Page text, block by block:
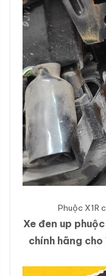
Phuộc X1R
Xe đen up
chính hãng cho